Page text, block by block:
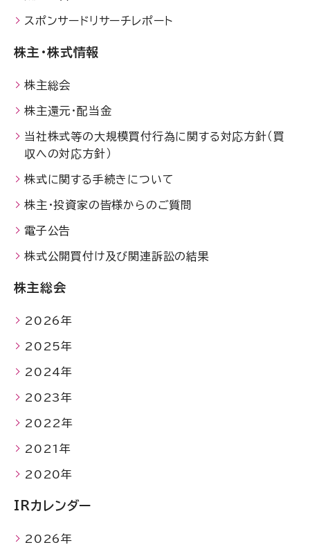
スポンサードリサーチレポート
株主・株式情報
株主総会
株主還元・配当金
当社株式等の大規模買付行為に関する対応方針（買
収への対応方針）
株式に関する手続きについて
株主・投資家の皆様からのご質問
電子公告
株式公開買付け及び関連訴訟の結果
株主総会
2026年
2025年
2024年
2023年
2022年
2021年
2020年
IRカレンダー
2026年